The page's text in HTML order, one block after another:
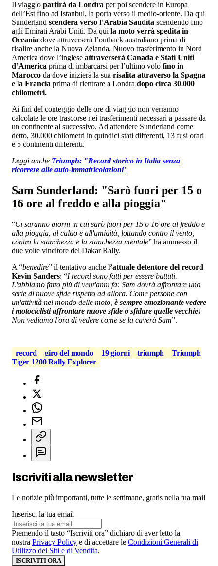
Il viaggio partirà da Londra per poi scendere in Europa
dell’Est fino ad Istanbul, la porta verso il medio-oriente. Da qui
Sunderland scenderà verso l’Arabia Saudita scendendo fino
agli Emirati Arabi Uniti. Da qui la moto verrà spedita in
Oceania dove attraverserà l’outback australiano prima di
risalire anche la Nuova Zelanda. Nuovo trasferimento in Nord
America dove l’inglese attraverserà Canada e Stati Uniti
d’America prima di imbarcarsi per l’ultimo volo fino in
Marocco da dove inizierà la sua risalita attraverso la Spagna
e la Francia prima di rientrare a Londra dopo circa 30.000
chilometri.
Ai fini del conteggio delle ore di viaggio non verranno
calcolate le ore trascorse nei trasferimenti necessari a passare da
un continente al successivo. Ad attendere Sunderland come
detto, 30.000 chilometri in quindici stati differenti, 13 fusi orari
e 5 continenti differenti.
Leggi anche Triumph: "Record storico in Italia senza
ricorrere alle auto-immatricolazioni"
Sam Sunderland: "Sarò fuori per 15 o
16 ore al freddo e alla pioggia"
“Ci saranno giorni in cui sarò fuori per 15 o 16 ore al freddo e
alla pioggia, al caldo e all'umidità, lottando contro il vento,
contro la stanchezza e la stanchezza mentale” ha ammesso il
due volte vincitore del Dakar Rally.
A “benedire” il tentativo anche l’attuale detentore del record
Kevin Sanders: “I record sono fatti per essere battuti.
L'abbiamo fatto più di vent'anni fa: Sam dovrà affrontare una
serie di nuove sfide rispetto ad allora. Come persone con
un'attività nel mondo delle moto, è sempre emozionante vedere
i motociclisti affrontare nuove sfide o sfidare quelle vecchie!
Non vediamo l'ora di vedere come se la caverà Sam”.
record giro del mondo 19 giorni triumph
Triumph
Tiger 1200 Rally Explorer
Iscriviti alla newsletter
Le notizie più importanti, tutte le settimane, gratis nella tua mail
Inserisci la tua email
Premendo il tasto “Iscriviti ora” dichiaro di aver letto la
nostra Privacy Policy e di accettare le Condizioni Generali di
Utilizzo dei Siti e di Vendita.
ISCRIVITI ORA